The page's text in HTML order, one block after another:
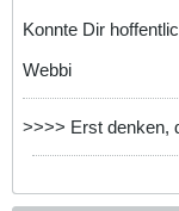
Konnte Dir
Webbi
>>>> Erst denken,